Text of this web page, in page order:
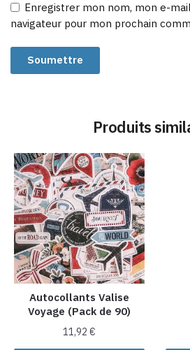
Enregistrer mon nom, mon e-
navigateur pour mon prochain
Produits
Autocollants Valise
Voyage (Pack de 90)
11,92€